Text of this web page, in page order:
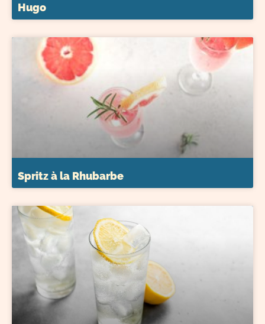
Hugo
Spritz à la Rhubarbe